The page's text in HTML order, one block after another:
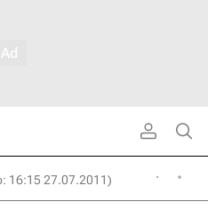
16:15 27.07.2011)